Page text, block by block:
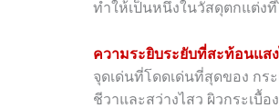
ทำให้เป็นหนึ่งในวัสดุตกแต่ง
ความระยิบระยับที่สะท้อนแส
จุดเด่นที่โดดเด่นที่สุดของ ก
ชีวาและสว่างไสว ผิวกระเบื้